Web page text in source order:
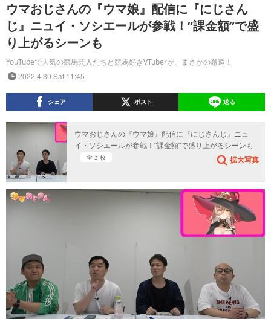
ウマおじさんの『ウマ娘』配信に『にじさん
じ』ニュイ・ソシエールが参戦！“課金額”で盛
り上がるシーンも
YouTubeで人気の競馬芸人たちと競馬好きVTuberが、まさかの邂逅！
2022.4.30 Sat 11:45
シェア ポスト 送る
ウマおじさんの『ウマ娘』配信に『にじさんじ』ニュ
イ・ソシエールが参戦！“課金額”で盛り上がるシーンも
全 3 枚 拡大写真